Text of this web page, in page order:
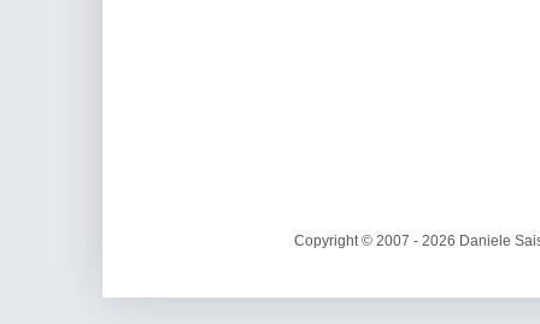
Copyright © 2007 - 2026 Daniele